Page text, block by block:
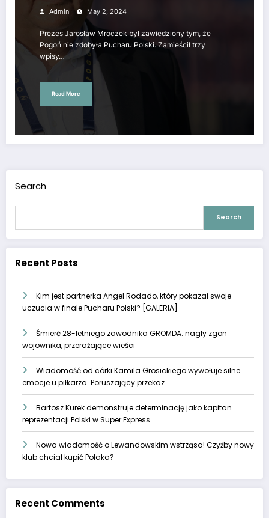
nas przepraszał”.
Admin May 2, 2024
Prezes Jarosław Mroczek był zawiedziony tym, że
Pogoń nie zdobyła Pucharu Polski. Zamieścił trzy
wpisy…
Read More
Search
Search
Recent Posts
Kim jest partnerka Angel Rodado, który pokazał swoje
uczucia w finale Pucharu Polski? [GALERIA]
Śmierć 28-letniego zawodnika GROMDA: nagły zgon
wojownika, przerażające wieści
Wiadomość od córki Kamila Grosickiego wywołuje silne
emocje u piłkarza. Poruszający przekaz.
Bartosz Kurek demonstruje determinację jako kapitan
reprezentacji Polski w Super Express.
Nowa wiadomość o Lewandowskim wstrząsa! Czyżby nowy
klub chciał kupić Polaka?
Recent Comments